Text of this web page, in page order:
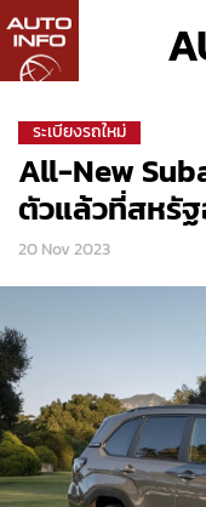
ระเบียงรถใหม่
All-New
ตัวแล้วที่สหรัฐ
20 Nov 2023